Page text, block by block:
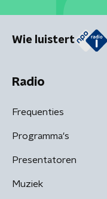
Wie luistert
Radio
Frequenties
Programma's
Presentatoren
Muziek